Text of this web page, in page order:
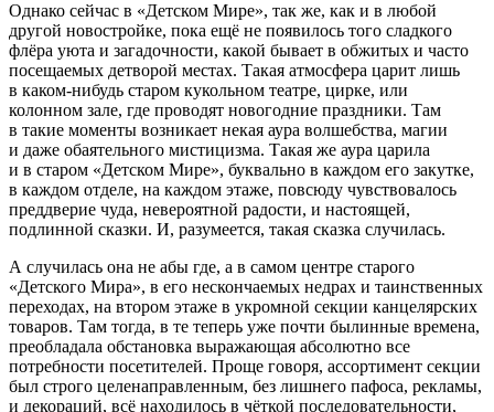
Однако сейчас в «Детском Мире», так же, как и в любой
другой новостройке, пока ещё не появилось того сладкого
флёра уюта и загадочности, какой бывает в обжитых и часто
посещаемых детворой местах. Такая атмосфера царит лишь
в каком-нибудь старом кукольном театре, цирке, или
колонном зале, где проводят новогодние праздники. Там
в такие моменты возникает некая аура волшебства, магии
и даже обаятельного мистицизма. Такая же аура царила
и в старом «Детском Мире», буквально в каждом его закутке,
в каждом отделе, на каждом этаже, повсюду чувствовалось
преддверие чуда, невероятной радости, и настоящей,
подлинной сказки. И, разумеется, такая сказка случилась.
А случилась она не абы где, а в самом центре старого
«Детского Мира», в его нескончаемых недрах и таинственных
переходах, на втором этаже в укромной секции канцелярских
товаров. Там тогда, в те теперь уже почти былинные времена,
преобладала обстановка выражающая абсолютно все
потребности посетителей. Проще говоря, ассортимент секции
был строго целенаправленным, без лишнего пафоса, рекламы,
и декораций, всё находилось в чёткой последовательности,